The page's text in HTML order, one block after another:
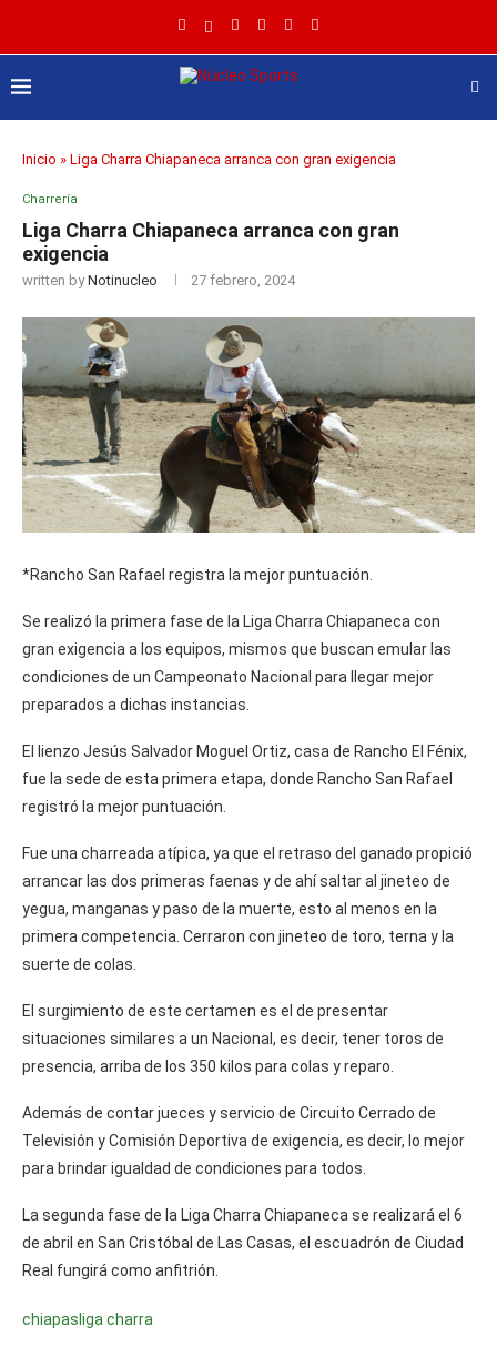
Inicio » Liga Charra Chiapaneca arranca con gran exigencia
Charrería
Liga Charra Chiapaneca arranca con gran
exigencia
written byNotinucleo 27 febrero, 2024
*Rancho San Rafael registra la mejor puntuación.
Se realizó la primera fase de la Liga Charra Chiapaneca con
gran exigencia a los equipos, mismos que buscan emular las
condiciones de un Campeonato Nacional para llegar mejor
preparados a dichas instancias.
El lienzo Jesús Salvador Moguel Ortiz, casa de Rancho El Fénix,
fue la sede de esta primera etapa, donde Rancho San Rafael
registró la mejor puntuación.
Fue una charreada atípica, ya que el retraso del ganado propició
arrancar las dos primeras faenas y de ahí saltar al jineteo de
yegua, manganas y paso de la muerte, esto al menos en la
primera competencia. Cerraron con jineteo de toro, terna y la
suerte de colas.
El surgimiento de este certamen es el de presentar
situaciones similares a un Nacional, es decir, tener toros de
presencia, arriba de los 350 kilos para colas y reparo.
Además de contar jueces y servicio de Circuito Cerrado de
Televisión y Comisión Deportiva de exigencia, es decir, lo mejor
para brindar igualdad de condiciones para todos.
La segunda fase de la Liga Charra Chiapaneca se realizará el 6
de abril en San Cristóbal de Las Casas, el escuadrón de Ciudad
Real fungirá como anfitrión.
chiapasliga charra